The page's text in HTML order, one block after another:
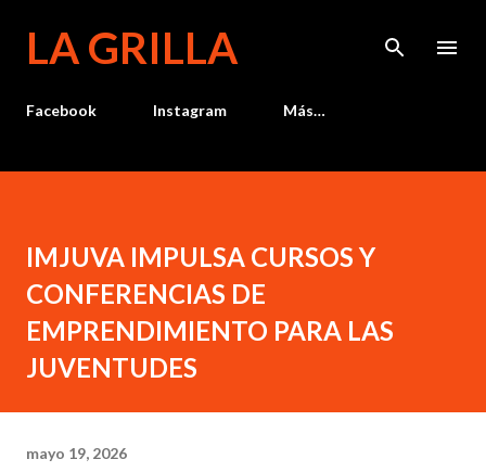
LA GRILLA
Facebook Instagram Más…
IMJUVA IMPULSA CURSOS Y
CONFERENCIAS DE
EMPRENDIMIENTO PARA LAS
JUVENTUDES
mayo 19, 2026